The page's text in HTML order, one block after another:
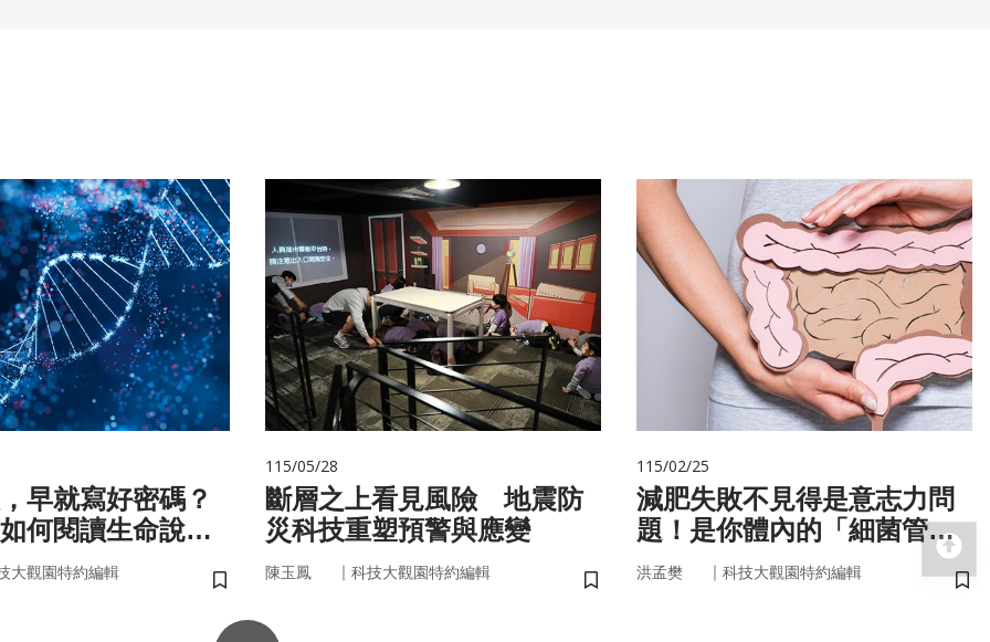
早就寫好密碼？
何閱讀生命說明
大觀園特約編輯
儲存書籤
115/05/28
斷層之上看見風險 地震防
災科技重塑預警與應變
陳玉鳳 ｜ 科技大觀園特約編輯
儲存書籤
115/02/25
減肥失敗不見得是意志力問
題！是你體內的「細菌管
家」在幫你囤油
洪孟樊 ｜ 科技大觀園特約編輯
儲